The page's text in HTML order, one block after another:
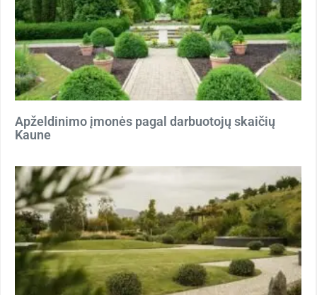
Apželdinimo įmonės pagal darbuotojų skaičių
Kaune